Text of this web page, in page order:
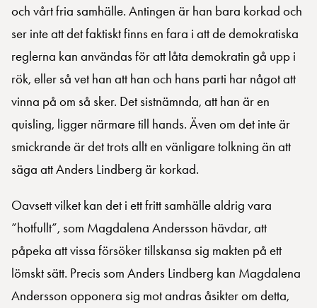
och vårt fria samhälle. Antingen är han bara korkad och
ser inte att det faktiskt finns en fara i att de demokratiska
reglerna kan användas för att låta demokratin gå upp i
rök, eller så vet han att han och hans parti har något att
vinna på om så sker. Det sistnämnda, att han är en
quisling, ligger närmare till hands. Även om det inte är
smickrande är det trots allt en vänligare tolkning än att
säga att Anders Lindberg är korkad.
Oavsett vilket kan det i ett fritt samhälle aldrig vara
”hotfullt”, som Magdalena Andersson hävdar, att
påpeka att vissa försöker tillskansa sig makten på ett
lömskt sätt. Precis som Anders Lindberg kan Magdalena
Andersson opponera sig mot andras åsikter om detta,